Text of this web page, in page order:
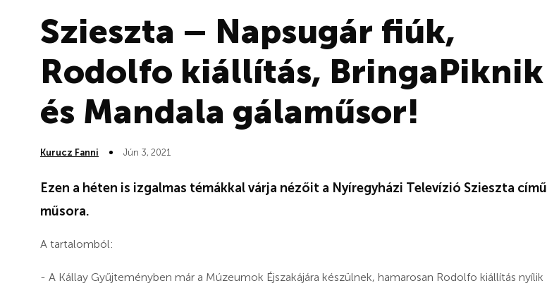
Szieszta – Napsugár fiúk,
Rodolfo kiállítás, BringaPiknik
és Mandala gálaműsor!
Kurucz Fanni Jún 3, 2021
Ezen a héten is izgalmas témákkal várja nézőit a Nyíregyházi Televízió Szieszta című
műsora.
A tartalomból:
- A Kállay Gyűjteményben már a Múzeumok Éjszakájára készülnek, hamarosan Rodolfo kiállítás nyílik